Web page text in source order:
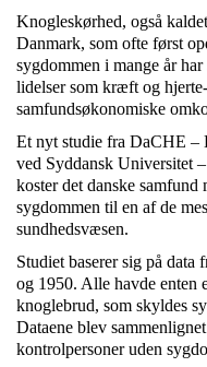
Knogleskørhed, også
Danmark, som ofte først
sygdommen i mange år
lidelser som kræft og
samfundsøkonomiske
Et nyt studie fra DaCHE –
ved Syddansk Universitet
koster det danske
sygdommen til en af de
sundhedsvæsen.
Studiet baserer sig på data
og 1950. Alle havde enten
knoglebrud, som skyldes
Dataene blev
kontrolpersoner uden